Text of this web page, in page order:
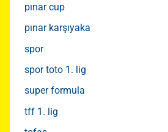
pınar cup
pınar karşıyaka
spor
spor toto 1. lig
super formula
tff 1. lig